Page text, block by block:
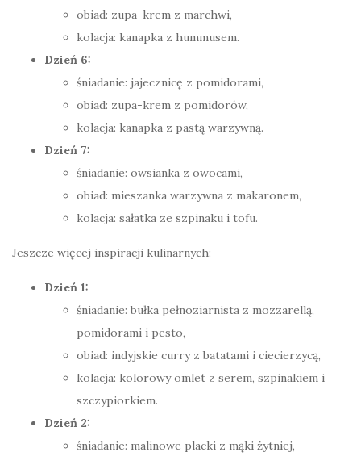
obiad: zupa-krem z marchwi,
kolacja: kanapka z hummusem.
Dzień 6:
śniadanie: jajecznicę z pomidorami,
obiad: zupa-krem z pomidorów,
kolacja: kanapka z pastą warzywną.
Dzień 7:
śniadanie: owsianka z owocami,
obiad: mieszanka warzywna z makaronem,
kolacja: sałatka ze szpinaku i tofu.
Jeszcze więcej inspiracji kulinarnych:
Dzień 1:
śniadanie: bułka pełnoziarnista z mozzarellą,
pomidorami i pesto,
obiad: indyjskie curry z batatami i ciecierzycą,
kolacja: kolorowy omlet z serem, szpinakiem i
szczypiorkiem.
Dzień 2:
śniadanie: malinowe placki z mąki żytniej,